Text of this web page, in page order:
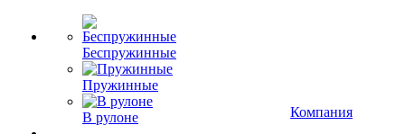
Беспружинные
Пружинные
В рулоне
Компания